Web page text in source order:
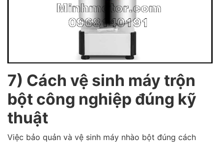
7) Cách vệ sinh máy trộn
bột công nghiệp đúng kỹ
thuật
Việc bảo quản và vệ sinh máy nhào bột đúng cách